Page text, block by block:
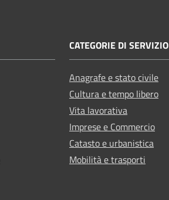
CATEGORIE DI SERVIZIO
Anagrafe e stato civile
Cultura e tempo libero
Vita lavorativa
Imprese e Commercio
Catasto e urbanistica
Mobilità e trasporti